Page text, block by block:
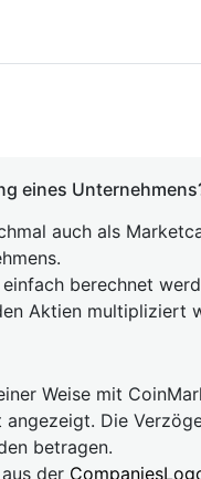
eines
auch als
berechnet
Aktien multipliziert
Weise mit
Die
betragen.
der